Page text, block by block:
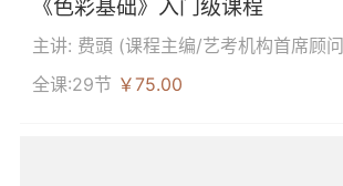
《色彩基础》入门级课程
主讲: 费頭 (课程主编/艺考机构首席顾问
全课:29节 ￥75.00